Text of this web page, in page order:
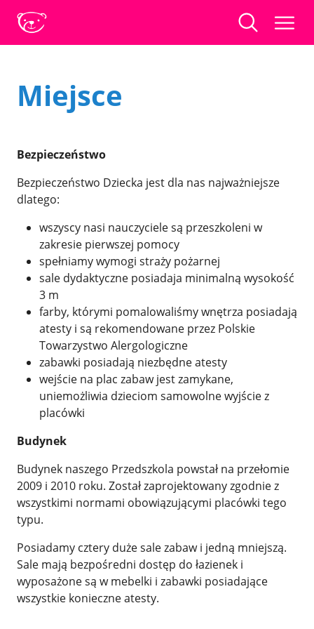
Miejsce
Bezpieczeństwo
Bezpieczeństwo Dziecka jest dla nas najważniejsze
dlatego:
wszyscy nasi nauczyciele są przeszkoleni w
zakresie pierwszej pomocy
spełniamy wymogi straży pożarnej
sale dydaktyczne posiadaja minimalną wysokość
3 m
farby, którymi pomalowaliśmy wnętrza posiadają
atesty i są rekomendowane przez Polskie
Towarzystwo Alergologiczne
zabawki posiadają niezbędne atesty
wejście na plac zabaw jest zamykane,
uniemożliwia dzieciom samowolne wyjście z
placówki
Budynek
Budynek naszego Przedszkola powstał na przełomie
2009 i 2010 roku. Został zaprojektowany zgodnie z
wszystkimi normami obowiązującymi placówki tego
typu.
Posiadamy cztery duże sale zabaw i jedną mniejszą.
Sale mają bezpośredni dostęp do łazienek i
wyposażone są w mebelki i zabawki posiadające
wszystkie konieczne atesty.